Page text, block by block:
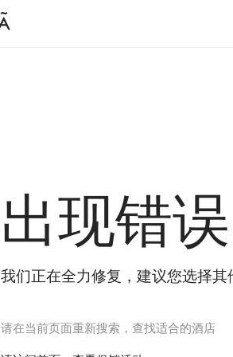
出现错误
我们正在全力修复，建议您选择其
请在当前页面重新搜索，查找适合的酒店